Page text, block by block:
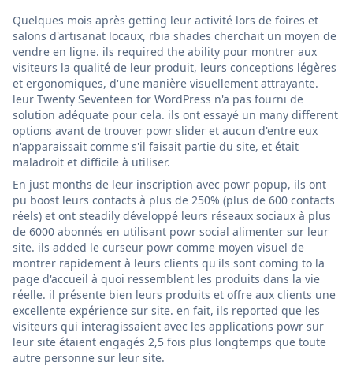
Quelques mois après getting leur activité lors de foires et
salons d'artisanat locaux, rbia shades cherchait un moyen de
vendre en ligne. ils required the ability pour montrer aux
visiteurs la qualité de leur produit, leurs conceptions légères
et ergonomiques, d'une manière visuellement attrayante.
leur Twenty Seventeen for WordPress n'a pas fourni de
solution adéquate pour cela. ils ont essayé un many different
options avant de trouver powr slider et aucun d'entre eux
n'apparaissait comme s'il faisait partie du site, et était
maladroit et difficile à utiliser.
En just months de leur inscription avec powr popup, ils ont
pu boost leurs contacts à plus de 250% (plus de 600 contacts
réels) et ont steadily développé leurs réseaux sociaux à plus
de 6000 abonnés en utilisant powr social alimenter sur leur
site. ils added le curseur powr comme moyen visuel de
montrer rapidement à leurs clients qu'ils sont coming to la
page d'accueil à quoi ressemblent les produits dans la vie
réelle. il présente bien leurs produits et offre aux clients une
excellente expérience sur site. en fait, ils reported que les
visiteurs qui interagissaient avec les applications powr sur
leur site étaient engagés 2,5 fois plus longtemps que toute
autre personne sur leur site.